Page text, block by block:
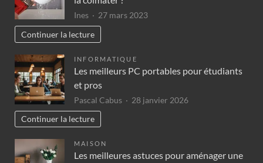
Ines
27 mars 2023
Continuer la lecture
INFORMATIQUE
Les meilleurs PC portables pour étudiants
et pros
Pascal Cabus
28 janvier 2026
Continuer la lecture
MAISON
Les meilleures astuces pour aménager une